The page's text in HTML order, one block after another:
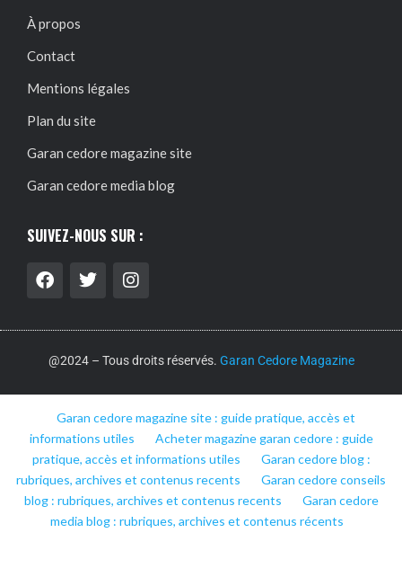
À propos
Contact
Mentions légales
Plan du site
Garan cedore magazine site
Garan cedore media blog
SUIVEZ-NOUS SUR :
@2024 – Tous droits réservés. Garan Cedore Magazine
Garan cedore magazine site : guide pratique, accès et
informations utiles
Acheter magazine garan cedore : guide
pratique, accès et informations utiles
Garan cedore blog :
rubriques, archives et contenus recents
Garan cedore conseils
blog : rubriques, archives et contenus recents
Garan cedore
media blog : rubriques, archives et contenus récents